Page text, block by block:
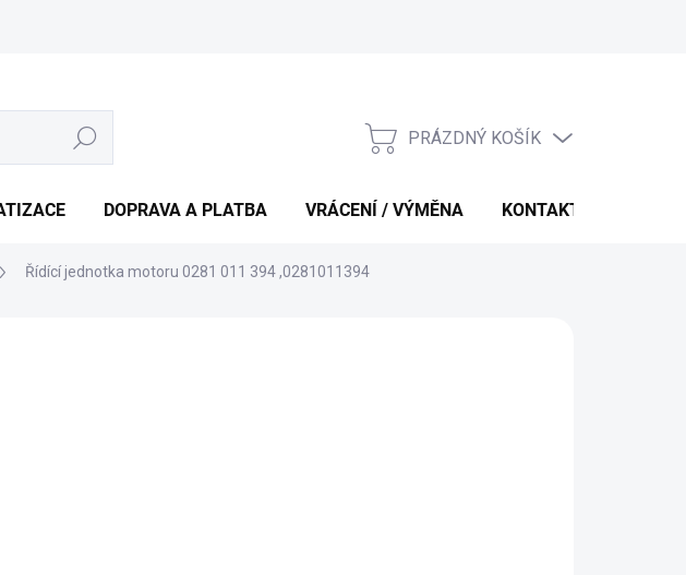
Hledat
NÁKUPNÍ
PRÁZDNÝ KOŠÍK
DOPRAVA A PLATBA VRÁCENÍ / VÝMĚNA KONTAKTY
Řídící jednotka motoru 0281 011 394 ,0281011394